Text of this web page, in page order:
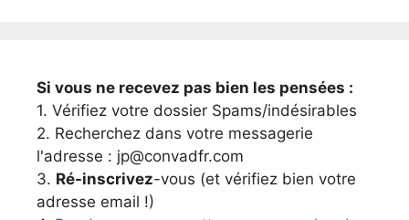
Si vous ne recevez pas bien les pensées :
1. Vérifiez votre dossier Spams/indésirables
2. Recherchez dans votre messagerie
l'adresse : jp@convadfr.com
3. Ré-inscrivez-vous (et vérifiez bien votre
adresse email !)